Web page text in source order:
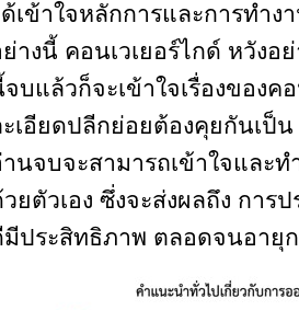
เข้าใจหลักการและการทำง
างนี้ คอนเวเยอร์ไกด์ หวังอ
บแล้วก็จะเข้าใจเรื่องของค
เอียดปลีกย่อยต้องคุยกันเป็น
นจบจะสามารถเข้าใจและ
ยตัวเอง ซึ่งจะส่งผลถึง การ
ประสิทธิภาพ ตลอดจนอายุ